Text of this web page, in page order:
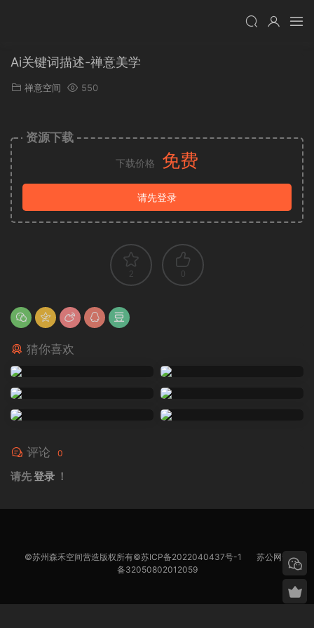
Ai关键词描述-禅意美学
禅意空间 550
资源下载
下载价格 免费
请先登录
2 0
猜你喜欢
评论 0
请先登录 ！
©苏州森禾空间营造版权所有©苏ICP备2022040437号-1
苏公网安
备32050802012059